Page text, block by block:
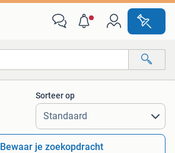
Alle afstanden…
Sorteer op
Bewaar je zoekopdracht